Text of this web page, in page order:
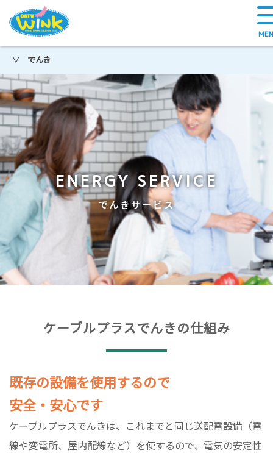
でんき
＞
ENERGY SERVICE
でんきサービス
ケーブルプラスでんきの仕組み
既存の設備を使用するので
安全・安心です
ケーブルプラスでんきは、これまでと同じ送配電設備（電
線や変電所、屋内配線など）を使するので、電気の安定性